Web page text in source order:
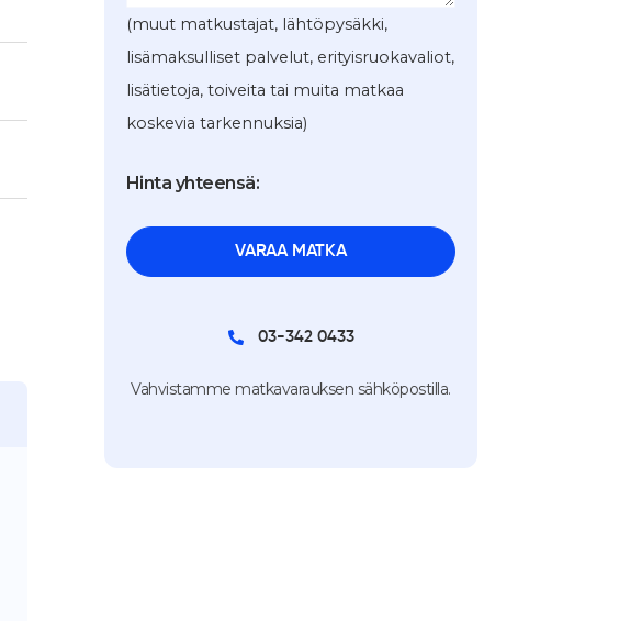
(muut matkustajat, lähtöpysäkki,
lisämaksulliset palvelut, erityisruokavaliot,
lisätietoja, toiveita tai muita matkaa
koskevia tarkennuksia)
Hinta yhteensä:
03-342 0433
Vahvistamme matkavarauksen sähköpostilla.